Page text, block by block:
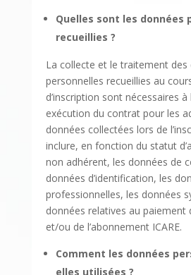
Quelles sont les données
recueillies ?
La collecte et le traitement des
personnelles recueillies au
d’inscription sont nécessaires
exécution du contrat pour les
données collectées lors de
inclure, en fonction du statut
non adhérent, les données de
données d’identification, les
professionnelles, les données
données relatives au paiement
et/ou de l’abonnement ICARE.
Comment les données
elles utilisées ?